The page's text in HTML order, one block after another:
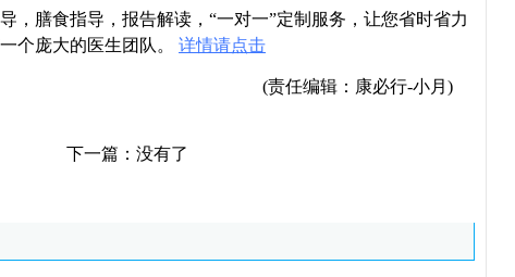
，膳食指导，报告解读，“一对一”定制服务，让您省时省力
个庞大的医生团队。 详情请点击
(责任编辑：康必行-小月)
下一篇：没有了